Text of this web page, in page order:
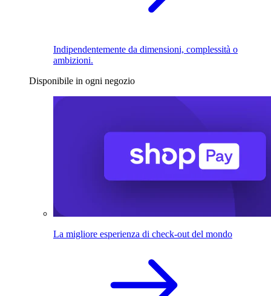
Indipendentemente da dimensioni, complessità o
ambizioni.
Disponibile in ogni negozio
La migliore esperienza di check-out del mondo